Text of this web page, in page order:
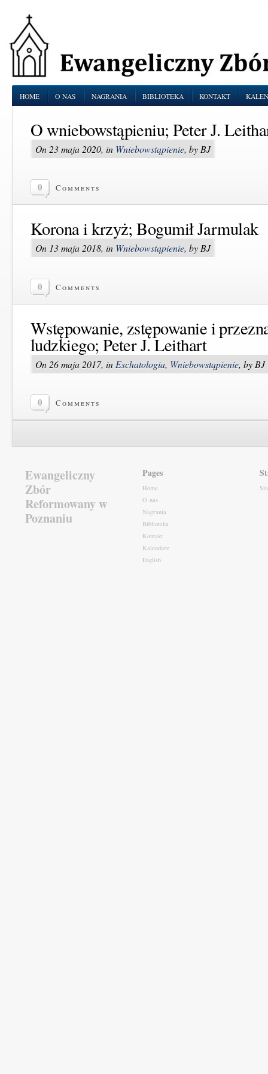
HOME O NAS NAGRANIA BIBLIOTEKA KONTAKT
O wniebowstąpieniu; Peter J.
On 23 maja 2020, in Wniebowstąpienie, by BJ
0 Comments
Korona i krzyż; Bogumił Jarmulak
On 13 maja 2018, in Wniebowstąpienie, by BJ
0 Comments
Wstępowanie, zstępowanie i
ludzkiego; Peter J. Leithart
On 26 maja 2017, in Eschatologia, Wniebowstąpienie, by BJ
0 Comments
Ewangeliczny
Zbór
Reformowany w
Poznaniu
Pages
Home
O nas
Nagrania
Biblioteka
Kontakt
Kalendarz
English